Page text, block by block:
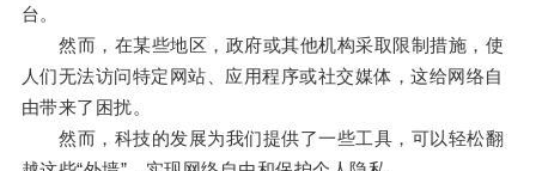
台。
然而，在某些地区，政府或其他机构采取限制措施，使
人们无法访问特定网站、应用程序或社交媒体，这给网络自
由带来了困扰。
然而，科技的发展为我们提供了一些工具，可以轻松翻